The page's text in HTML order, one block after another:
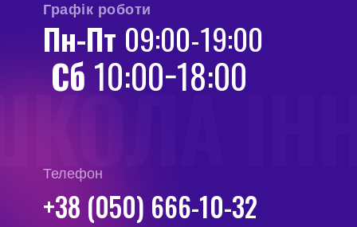
Телефон
+38 (050) 666-10-32
Пн-Пт 09:00-19:00
Сб 10:00−18:00
Графік роботи